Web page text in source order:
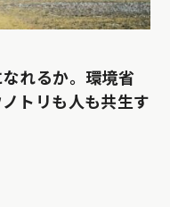
れるか。環境省
トリも人も共生す